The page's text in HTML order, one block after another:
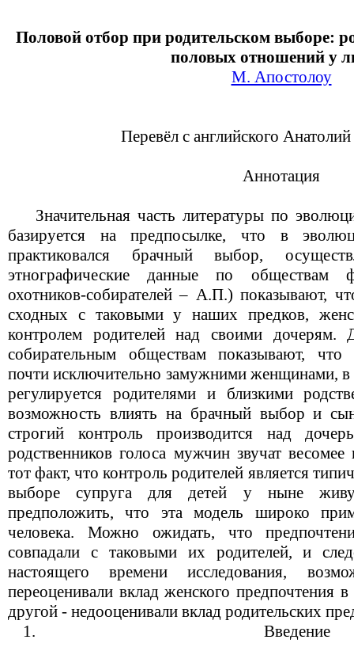
Половой отбор при родительском выборе:
половых отношений у
M. Апостолоу
Перевёл с английского
Аннотация
Значительная часть литературы по
базируется на предпосылке, что в
практиковался брачный выбор,
этнографические данные по обществам
охотников-собирателей – А.П.) показывают,
сходных с таковыми у наших предков,
контролем родителей над своими дочерям.
собирательным обществам показывают, что
почти исключительно замужними женщинами, в
регулируется родителями и близкими
возможность влиять на брачный выбор и
строгий контроль производится над
родственников голоса мужчин звучат
тот факт, что контроль родителей является
выборе супруга для детей у ныне
предположить, что эта модель широко
человека. Можно ожидать, что
совпадали с таковыми их родителей, и
настоящего времени исследования,
переоценивали вклад женского предпочтения
другой - недооценивали вклад родительских
Введение